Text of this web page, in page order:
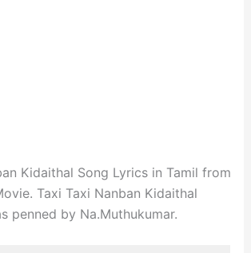
Kidaithal Song Lyrics in Tamil from
Taxi Taxi Nanban Kidaithal
penned by Na.Muthukumar.